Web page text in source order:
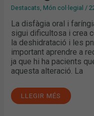
Destacats, Món col·legial /
La disfàgia oral i
sigui dificultosa i crea
la deshidratació i les
important aprendre a
ja que hi ha pacients
aquesta alteració. La
LLEGIR MÉS